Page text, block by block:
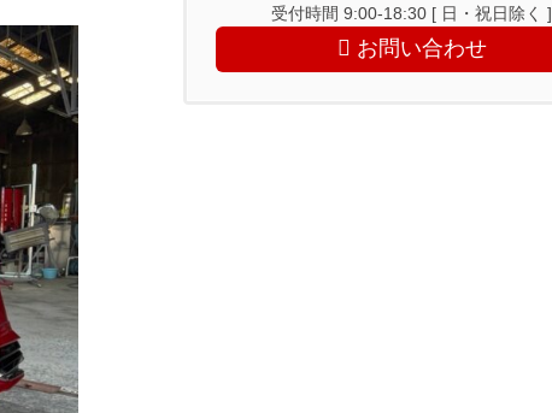
受付時間 9:00-18:30 [ 日・祝日除く ]
お問い合わせ